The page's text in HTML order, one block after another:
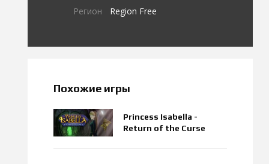
Регион Region Free
Похожие игры
Princess Isabella -
Return of the Curse